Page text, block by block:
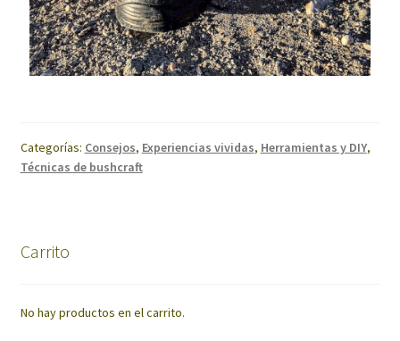
Categorías: Consejos, Experiencias vividas, Herramientas y DIY,
Técnicas de bushcraft
Carrito
No hay productos en el carrito.